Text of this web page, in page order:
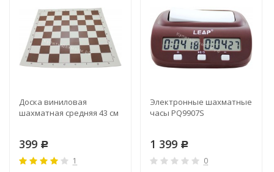
Доска виниловая
шахматная средняя 43 см
399 Р
1
Электронные шахматные
часы PQ9907S
1 399 Р
0